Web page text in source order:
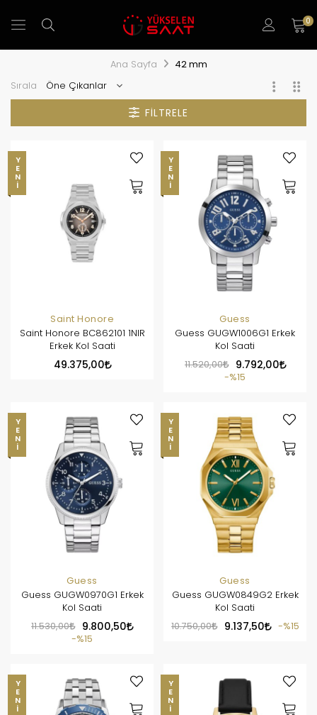
0
Ana Sayfa 42 mm
Sırala
FILTRELE
YENI
Saint Honore
Saint Honore BC862101 1NIR
Erkek Kol Saati
49.375,00
YENI
Guess
Guess GUGW1006G1 Erkek
Kol Saati
11.520,00
9.792,00
%15
YENI
Guess
Guess GUGW0970G1 Erkek
Kol Saati
11.530,00
9.800,50
%15
YENI
Guess
Guess GUGW0849G2 Erkek
Kol Saati
10.750,00
9.137,50 %15
YENI YENI